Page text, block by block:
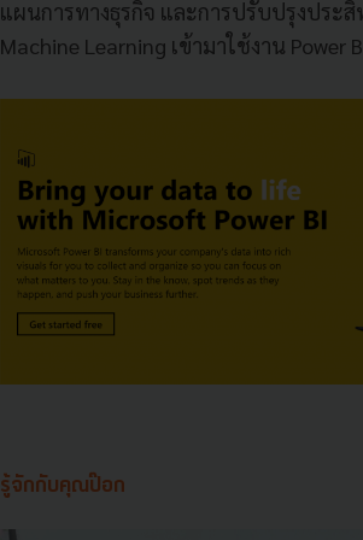
แผนการทางธุรกิจ และการปรับปรุงประ
Machine Learning เข้ามาใช้งาน
รู้จักกับคุณป๊อก